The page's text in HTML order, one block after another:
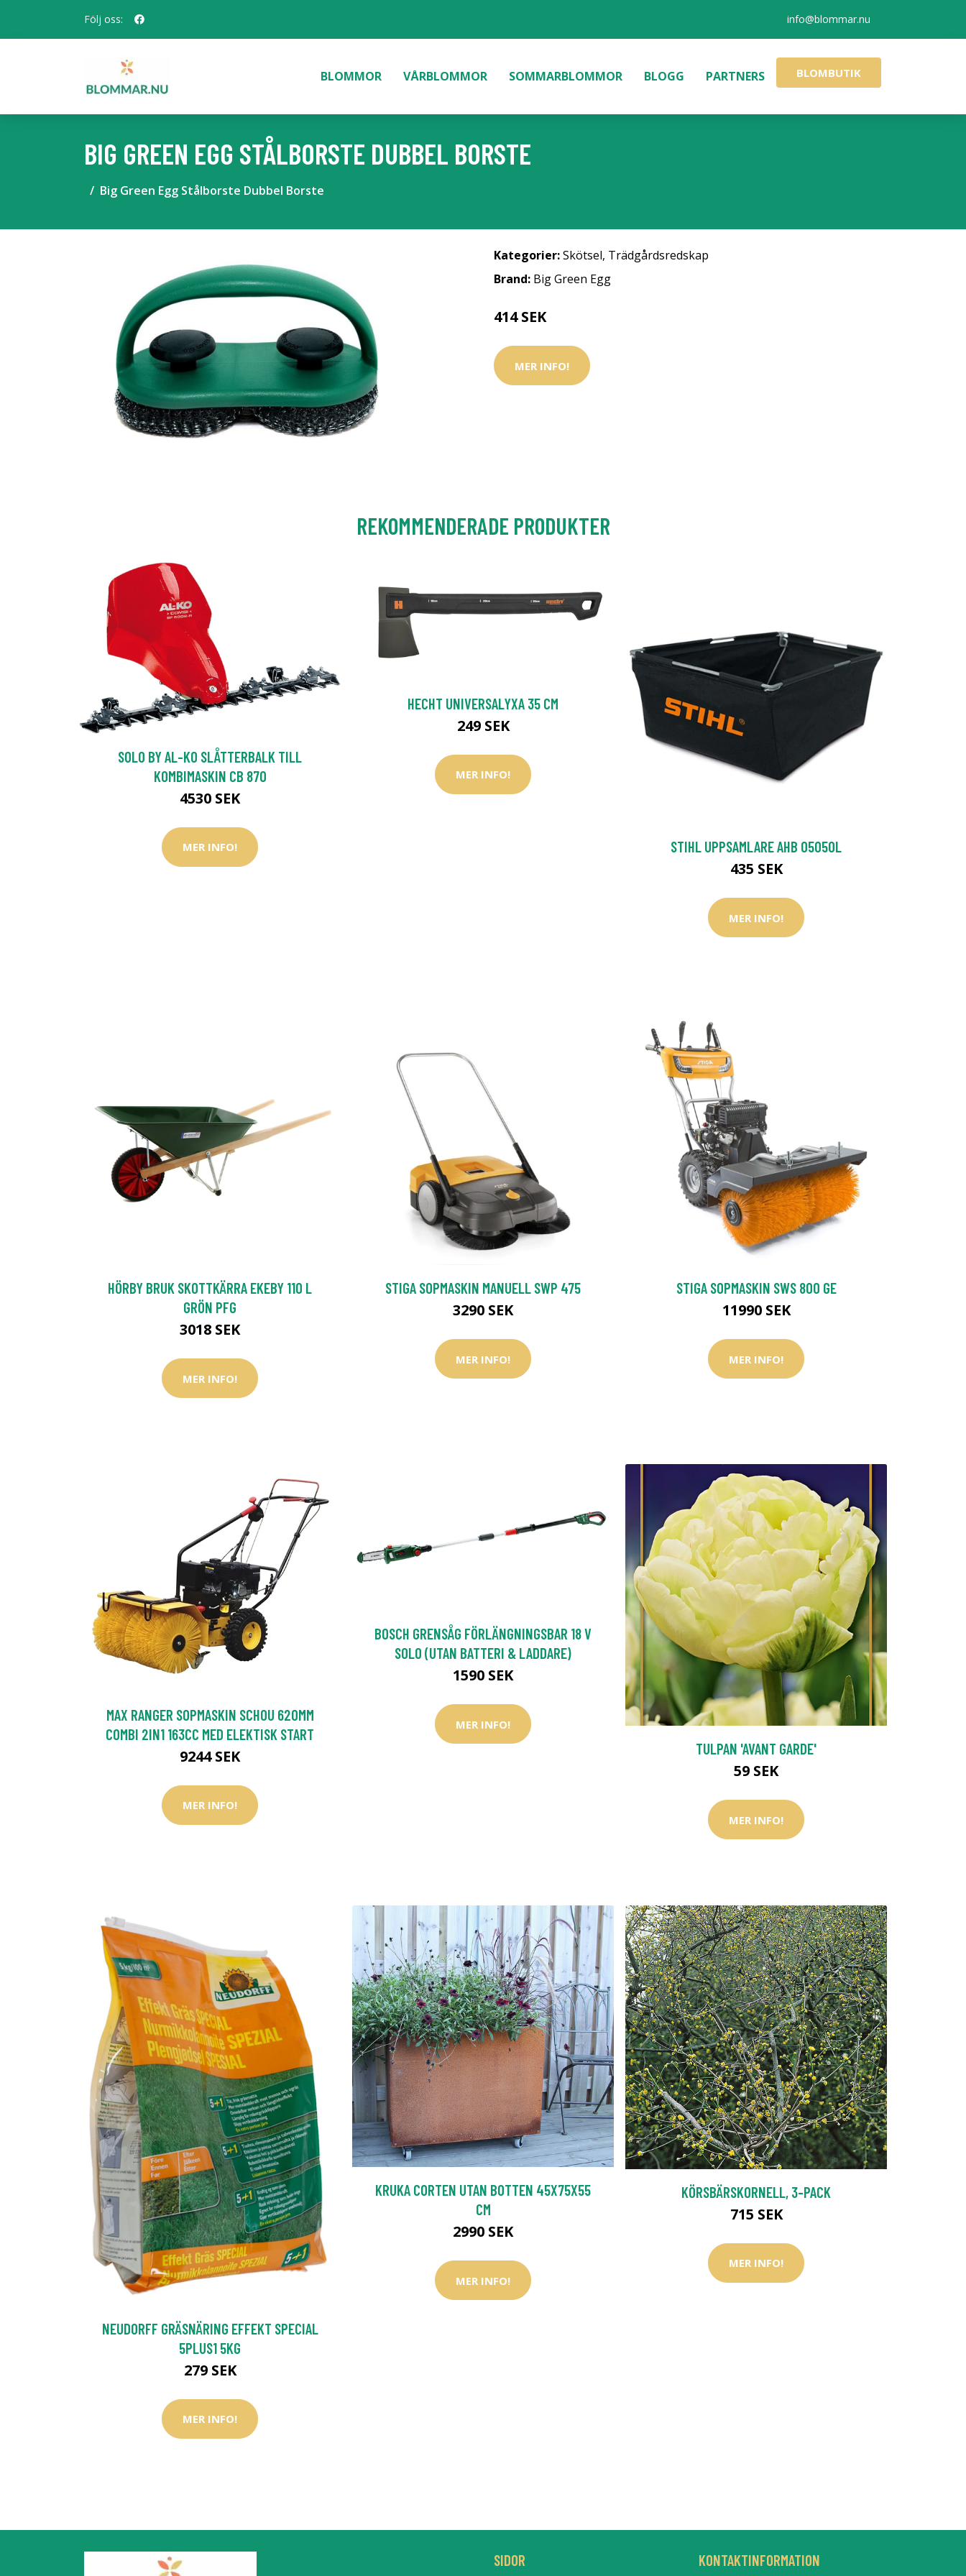
Följ oss: info@blommar.nu
BLOMMOR VÅRBLOMMOR SOMMARBLOMMOR BLOGG PARTNERS BLOMBUTIK
BIG GREEN EGG STÅLBORSTE DUBBEL BORSTE
Big Green Egg Stålborste Dubbel Borste
Kategorier:Skötsel, Trädgårdsredskap
Brand: Big Green Egg
414 SEK
MER INFO!
REKOMMENDERADE PRODUKTER
SOLO BY AL-KO SLÅTTERBALK TILL
KOMBIMASKIN CB 870
4530 SEK
MER INFO!
HECHT UNIVERSALYXA 35 CM
249 SEK
MER INFO!
STIHL UPPSAMLARE AHB 05050L
435 SEK
MER INFO!
HÖRBY BRUK SKOTTKÄRRA EKEBY 110 L
GRÖN PFG
3018 SEK
MER INFO!
STIGA SOPMASKIN MANUELL SWP 475
3290 SEK
MER INFO!
STIGA SOPMASKIN SWS 800 GE
11990 SEK
MER INFO!
MAX RANGER SOPMASKIN SCHOU 620MM
COMBI 2IN1 163CC MED ELEKTISK START
9244 SEK
MER INFO!
BOSCH GRENSÅG FÖRLÄNGNINGSBAR 18 V
SOLO (UTAN BATTERI & LADDARE)
1590 SEK
MER INFO!
TULPAN 'AVANT GARDE'
59 SEK
MER INFO!
NEUDORFF GRÄSNÄRING EFFEKT SPECIAL
5PLUS1 5KG
279 SEK
MER INFO!
KRUKA CORTEN UTAN BOTTEN 45X75X55
CM
2990 SEK
MER INFO!
KÖRSBÄRSKORNELL, 3-PACK
715 SEK
MER INFO!
SIDOR KONTAKTINFORMATION